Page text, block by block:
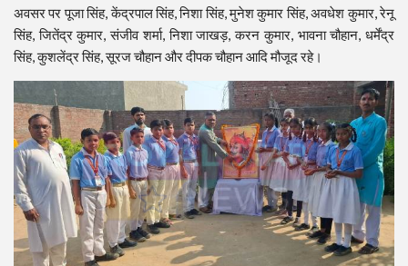
अवसर पर पूजा सिंह, केंद्रपाल सिंह, निशा सिंह, मुनेश कुमार सिंह, अवधेश कुमार, रेनू
सिंह, जितेंद्र कुमार, संजीव शर्मा, निशा जाखड़, करन कुमार, भावना चौहान, धर्मेंद्र
सिंह, कुशलेंद्र सिंह, सूरज चौहान और दीपक चौहान आदि मौजूद रहे।